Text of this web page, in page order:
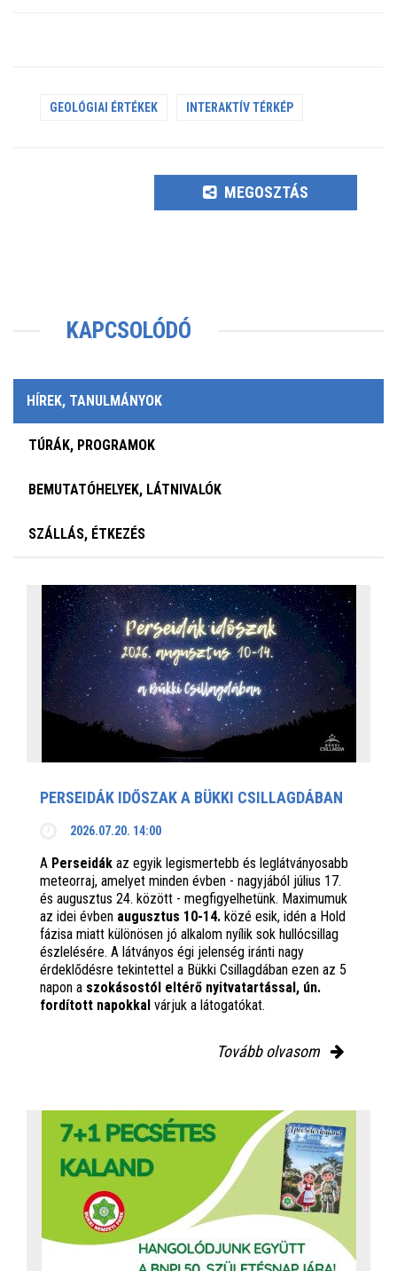
GEOLÓGIAI ÉRTÉKEK INTERAKTÍV TÉRKÉP
MEGOSZTÁS
KAPCSOLÓDÓ
HÍREK, TANULMÁNYOK
TÚRÁK, PROGRAMOK
BEMUTATÓHELYEK, LÁTNIVALÓK
SZÁLLÁS, ÉTKEZÉS
PERSEIDÁK IDŐSZAK A BÜKKI CSILLAGDÁBAN
2026.07.20. 14:00
A Perseidák az egyik legismertebb és leglátványosabb
meteorraj, amelyet minden évben - nagyjából július 17.
és augusztus 24. között - megfigyelhetünk. Maximumuk
az idei évben augusztus 10-14. közé esik, idén a Hold
fázisa miatt különösen jó alkalom nyílik sok hullócsillag
észlelésére. A látványos égi jelenség iránti nagy
érdeklődésre tekintettel a Bükki Csillagdában ezen az 5
napon a szokásostól eltérő nyitvatartással, ún.
fordított napokkal várjuk a látogatókat.
Tovább olvasom